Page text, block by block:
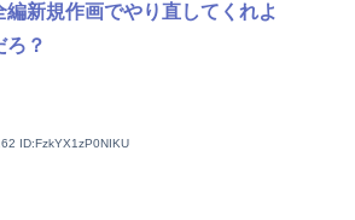
新規作画でやり直してくれよ
ろ？
ID:FzkYX1zP0NIKU